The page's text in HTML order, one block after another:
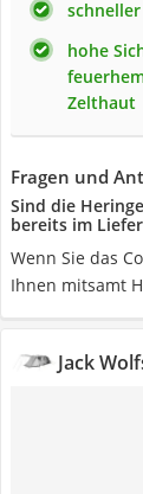
hohe
Zelthaut
Fragen und
Sind die
bereits im
Wenn Sie das
Ihnen mitsamt
Jack